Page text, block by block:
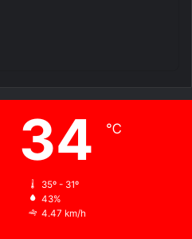
34 ℃
35º - 31º
43%
4.47 km/h